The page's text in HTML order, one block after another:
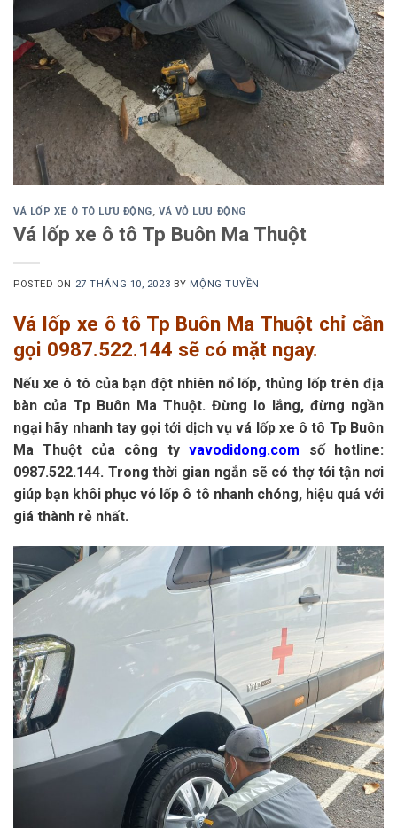
VÁ LỐP XE Ô TÔ LƯU ĐỘNG,VÁ VỎ LƯU ĐỘNG
Vá lốp xe ô tô Tp Buôn Ma Thuột
POSTED ON 27 THÁNG 10, 2023 BY MỘNG TUYỀN
Vá lốp xe ô tô Tp Buôn Ma Thuột chỉ cần
gọi 0987.522.144 sẽ có mặt ngay.
Nếu xe ô tô của bạn đột nhiên nổ lốp, thủng lốp trên địa
bàn của Tp Buôn Ma Thuột. Đừng lo lắng, đừng ngần
ngại hãy nhanh tay gọi tới dịch vụ vá lốp xe ô tô Tp Buôn
Ma Thuột của công tyvavodidong.com số hotline:
0987.522.144. Trong thời gian ngắn sẽ có thợ tới tận nơi
giúp bạn khôi phục vỏ lốp ô tô nhanh chóng, hiệu quả với
giá thành rẻ nhất.